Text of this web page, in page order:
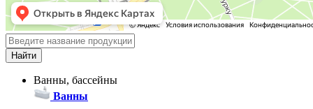
Ванны, бассейны
Ванны